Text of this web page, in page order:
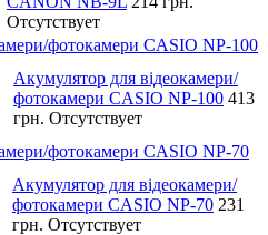
Отсутствует
фотокамери CASIO NP-100
Акумулятор для відеокамери/
фотокамери CASIO NP-100 413
грн. Отсутствует
фотокамери CASIO NP-70
Акумулятор для відеокамери/
фотокамери CASIO NP-70 231
грн. Отсутствует